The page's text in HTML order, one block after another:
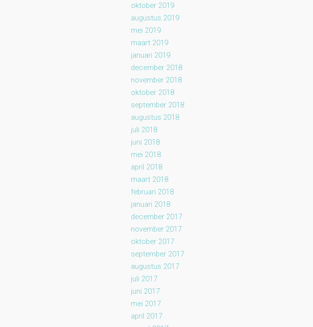
oktober 2019
augustus 2019
mei 2019
maart 2019
januari 2019
december 2018
november 2018
oktober 2018
september 2018
augustus 2018
juli 2018
juni 2018
mei 2018
april 2018
maart 2018
februari 2018
januari 2018
december 2017
november 2017
oktober 2017
september 2017
augustus 2017
juli 2017
juni 2017
mei 2017
april 2017